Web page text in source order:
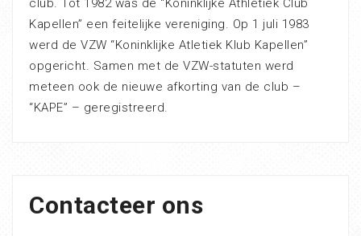
club. Tot 1982 was de “Koninklijke Athletiek Club
Kapellen” een feitelijke vereniging. Op 1 juli 1983
werd de VZW “Koninklijke Atletiek Klub Kapellen”
opgericht. Samen met de VZW-statuten werd
meteen ook de nieuwe afkorting van de club –
“KAPE” – geregistreerd.
Contacteer ons